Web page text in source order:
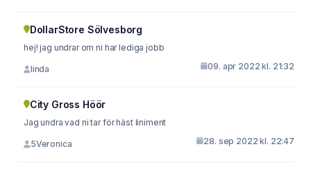
DollarStore Sölvesborg
hej! jag undrar om ni har lediga jobb
linda 09. apr 2022 kl. 21:32
City Gross Höör
Jag undra vad ni tar för häst liniment
5Veronica 28. sep 2022 kl. 22:47